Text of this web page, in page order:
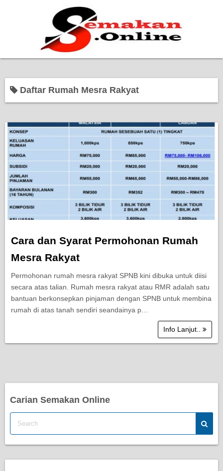
Bantuan Kerajaan
Pendidikan
Kerja Kosong Terkini
Daftar Rumah Mesra Rakyat
Cara dan Syarat Permohonan Rumah
Mesra Rakyat
Permohonan rumah mesra rakyat SPNB kini dibuka untuk diisi
secara atas talian. Rumah mesra rakyat atau RMR adalah satu
bantuan berkonsepkan pinjaman dengan SPNB untuk membina
rumah di atas tanah sendiri seandainya p…
Info Lanjut..
Carian Semakan Online